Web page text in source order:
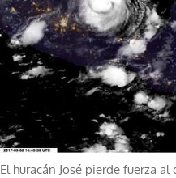
El huracán José pierde fuerza